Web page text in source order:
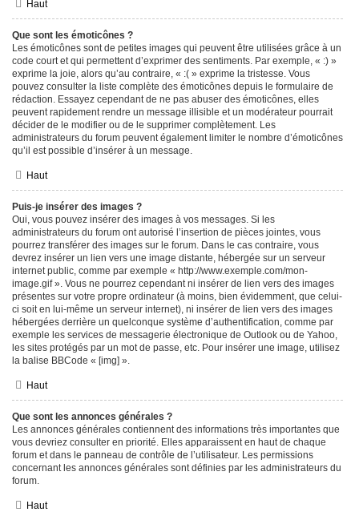
Haut
Que sont les émoticônes ?
Les émoticônes sont de petites images qui peuvent être utilisées grâce à un
code court et qui permettent d’exprimer des sentiments. Par exemple, « :) »
exprime la joie, alors qu’au contraire, « :( » exprime la tristesse. Vous
pouvez consulter la liste complète des émoticônes depuis le formulaire de
rédaction. Essayez cependant de ne pas abuser des émoticônes, elles
peuvent rapidement rendre un message illisible et un modérateur pourrait
décider de le modifier ou de le supprimer complètement. Les
administrateurs du forum peuvent également limiter le nombre d’émoticônes
qu’il est possible d’insérer à un message.
Haut
Puis-je insérer des images ?
Oui, vous pouvez insérer des images à vos messages. Si les
administrateurs du forum ont autorisé l’insertion de pièces jointes, vous
pourrez transférer des images sur le forum. Dans le cas contraire, vous
devrez insérer un lien vers une image distante, hébergée sur un serveur
internet public, comme par exemple « http://www.exemple.com/mon-
image.gif ». Vous ne pourrez cependant ni insérer de lien vers des images
présentes sur votre propre ordinateur (à moins, bien évidemment, que celui-
ci soit en lui-même un serveur internet), ni insérer de lien vers des images
hébergées derrière un quelconque système d’authentification, comme par
exemple les services de messagerie électronique de Outlook ou de Yahoo,
les sites protégés par un mot de passe, etc. Pour insérer une image, utilisez
la balise BBCode « [img] ».
Haut
Que sont les annonces générales ?
Les annonces générales contiennent des informations très importantes que
vous devriez consulter en priorité. Elles apparaissent en haut de chaque
forum et dans le panneau de contrôle de l’utilisateur. Les permissions
concernant les annonces générales sont définies par les administrateurs du
forum.
Haut